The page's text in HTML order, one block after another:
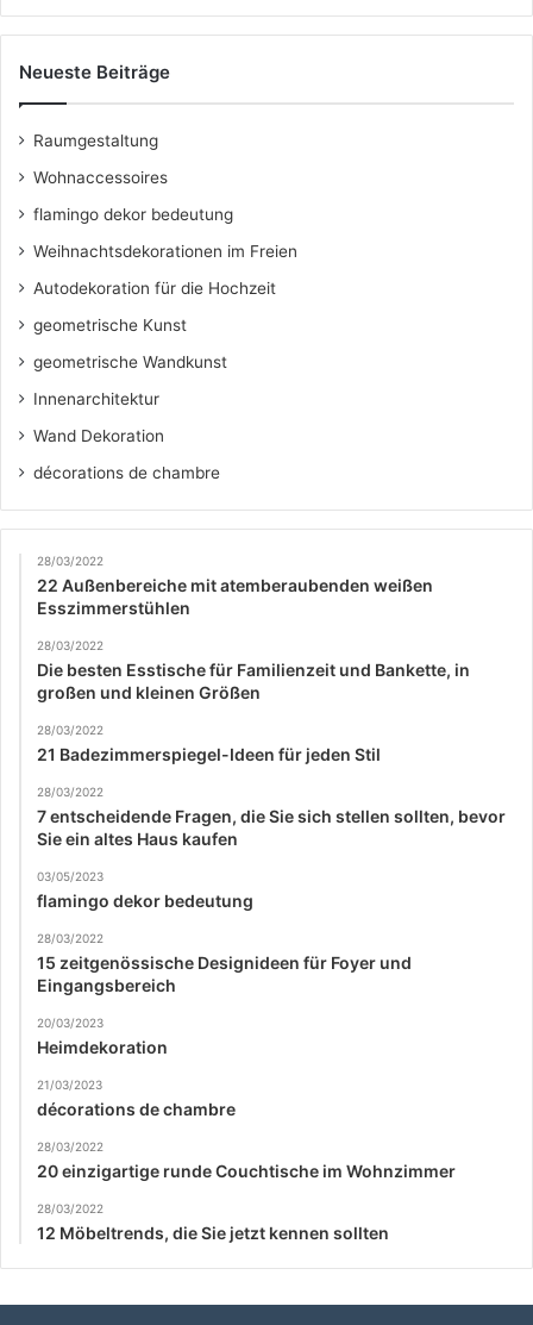
Neueste Beiträge
Raumgestaltung
Wohnaccessoires
flamingo dekor bedeutung
Weihnachtsdekorationen im Freien
Autodekoration für die Hochzeit
geometrische Kunst
geometrische Wandkunst
Innenarchitektur
Wand Dekoration
décorations de chambre
28/03/2022
22 Außenbereiche mit atemberaubenden weißen
Esszimmerstühlen
28/03/2022
Die besten Esstische für Familienzeit und Bankette, in
großen und kleinen Größen
28/03/2022
21 Badezimmerspiegel-Ideen für jeden Stil
28/03/2022
7 entscheidende Fragen, die Sie sich stellen sollten, bevor
Sie ein altes Haus kaufen
03/05/2023
flamingo dekor bedeutung
28/03/2022
15 zeitgenössische Designideen für Foyer und
Eingangsbereich
20/03/2023
Heimdekoration
21/03/2023
décorations de chambre
28/03/2022
20 einzigartige runde Couchtische im Wohnzimmer
28/03/2022
12 Möbeltrends, die Sie jetzt kennen sollten